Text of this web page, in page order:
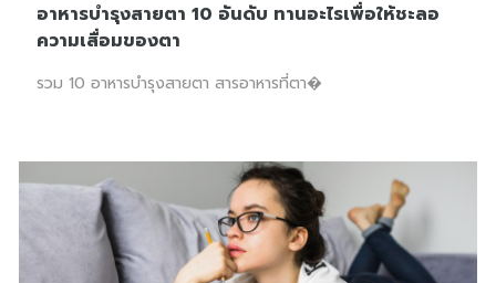
อาหารบำรุงสายตา 10 อันดับ ทานอะไรเพื่อให้ชะลอ
ความเสื่อมของตา
รวม 10 อาหารบำรุงสายตา สารอาหารที่ตา�